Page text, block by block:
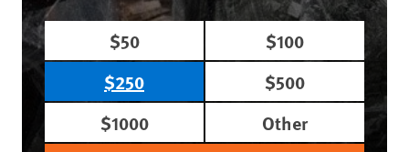
$50
$100
$250
$500
$1000
Other